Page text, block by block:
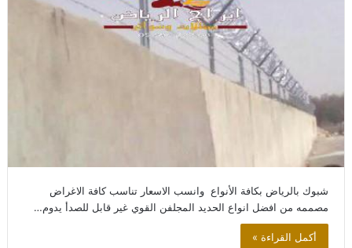
شبوك بالرياض بكافة الأنواع وانسب الاسعار تناسب كافة الاغراض
مصممه من افضل انواع الحديد المجلفن القوي غير قابل للصدأ يدوم…
أكمل القراءة »